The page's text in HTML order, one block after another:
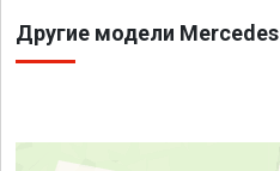
Другие модели Mercedes